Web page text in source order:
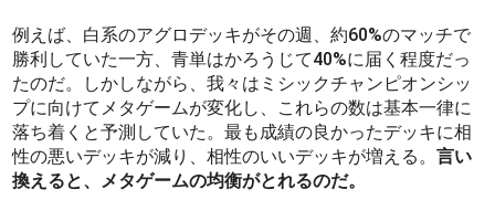
例えば、白系のアグロデッキがその週、約60%のマッチで
勝利していた一方、青単はかろうじて40%に届く程度だっ
たのだ。しかしながら、我々はミシックチャンピオンシッ
プに向けてメタゲームが変化し、これらの数は基本一律に
落ち着くと予測していた。最も成績の良かったデッキに相
性の悪いデッキが減り、相性のいいデッキが増える。言い
換えると、メタゲームの均衡がとれるのだ。